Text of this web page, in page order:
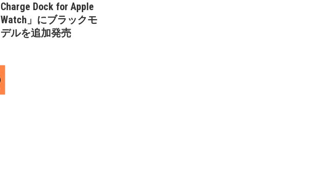
Charge Dock for Apple
Watch」にブラックモ
デルを追加発売